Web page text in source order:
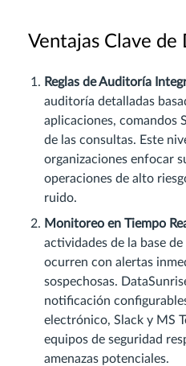
Ventajas Clave de
Reglas de Auditoría
auditoría detalladas
aplicaciones, comandos
de las consultas. Este
organizaciones enfocar
operaciones de alto
ruido.
Monitoreo en Tiempo
actividades de la base
ocurren con alertas
sospechosas.
notificación
electrónico, Slack y MS
equipos de seguridad
amenazas potenciales.